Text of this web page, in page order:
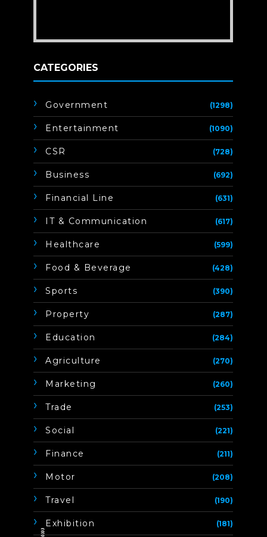
CATEGORIES
Government (1298)
Entertainment (1090)
CSR (728)
Business (692)
Financial Line (631)
IT & Communication (617)
Healthcare (599)
Food & Beverage (428)
Sports (390)
Property (287)
Education (284)
Agriculture (270)
Marketing (260)
Trade (253)
Social (221)
Finance (211)
Motor (208)
Travel (190)
Exhibition (181)